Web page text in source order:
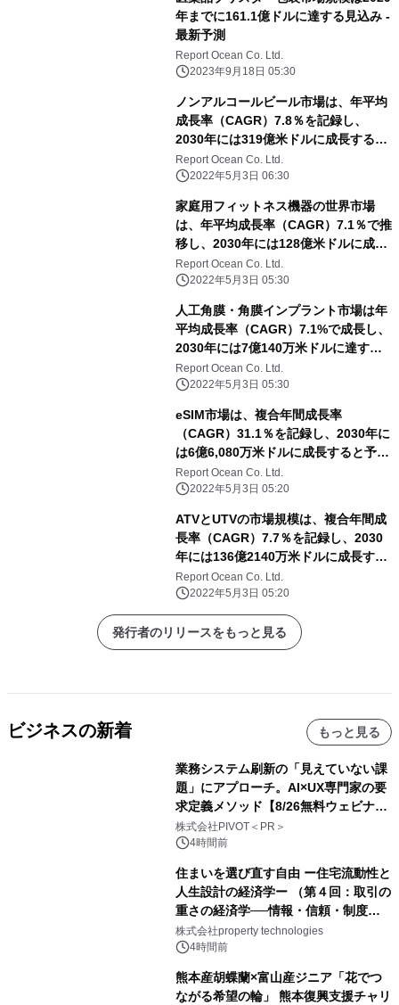
年までに161.1億ドルに達する見込み -
最新予測
Report Ocean Co. Ltd.
2023年9月18日 05:30
ノンアルコールビール市場は、年平均
成長率（CAGR）7.8％を記録し、
2030年には319億米ドルに成長すると
予測される
Report Ocean Co. Ltd.
2022年5月3日 06:30
家庭用フィットネス機器の世界市場
は、年平均成長率（CAGR）7.1％で推
移し、2030年には128億米ドルに成長
すると予測
Report Ocean Co. Ltd.
2022年5月3日 05:30
人工角膜・角膜インプラント市場は年
平均成長率（CAGR）7.1%で成長し、
2030年には7億140万米ドルに達する
と予測される
Report Ocean Co. Ltd.
2022年5月3日 05:30
eSIM市場は、複合年間成長率
（CAGR）31.1％を記録し、2030年に
は6億6,080万米ドルに成長すると予測
される
Report Ocean Co. Ltd.
2022年5月3日 05:20
ATVとUTVの市場規模は、複合年間成
長率（CAGR）7.7％を記録し、2030
年には136億2140万米ドルに成長する
と予測される
Report Ocean Co. Ltd.
2022年5月3日 05:20
発行者のリリースをもっと見る
ビジネスの新着 もっと見る
業務システム刷新の「見えていない課
題」にアプローチ。AI×UX専門家の要
求定義メソッド【8/26無料ウェビナ
ー】株式会社PIVOT
株式会社PIVOT＜PR＞
4時間前
住まいを選び直す自由 ー住宅流動性と
人生設計の経済学ー （第４回：取引の
重さの経済学──情報・信頼・制度を
PropTechはどう組み替えるか）｜
PropTech-Lab
株式会社property technologies
4時間前
熊本産胡蝶蘭×富山産ジニア「花でつ
ながる希望の輪」 熊本復興支援チャリ